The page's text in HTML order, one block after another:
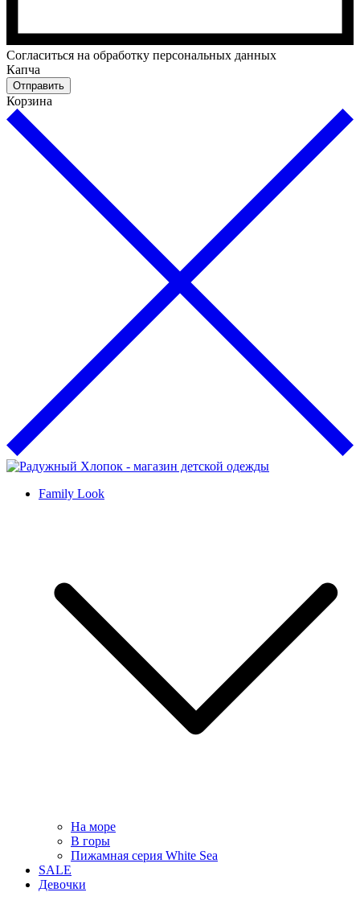
Cогласиться на обработку персональных данных
Капча
Отправить
Корзина
Family Look
На море
В горы
Пижамная серия White Sea
SALE
Девочки